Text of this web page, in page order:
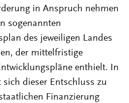
in Anspruch nehmen
sogenannten
des jeweiligen Landes
der mittelfristige
enthielt. In
dieser Entschluss zu
Finanzierung